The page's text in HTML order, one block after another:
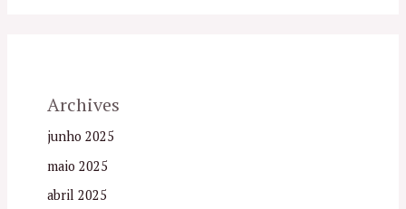
Archives
junho 2025
maio 2025
abril 2025